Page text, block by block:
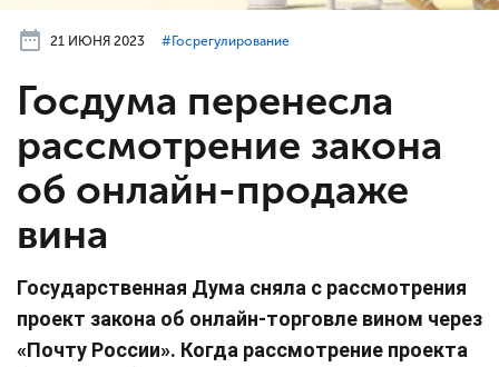
21 ИЮНЯ 2023 #⁣Госрегулирование
Госдума перенесла
рассмотрение закона
об онлайн-продаже
вина
Государственная Дума сняла с рассмотрения
проект закона об онлайн-торговле вином через
«Почту России». Когда рассмотрение проекта